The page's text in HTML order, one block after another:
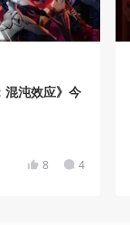
混沌效应》今
8 4